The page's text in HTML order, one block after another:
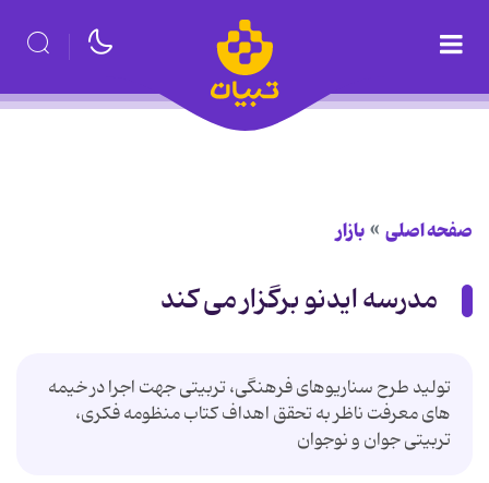
صفحه اصلی بازار
مدرسه ایدنو برگزار می کند
تولید طرح سناریوهای فرهنگی، تربیتی جهت اجرا در خیمه
های معرفت ناظر به تحقق اهداف کتاب منظومه فکری،
تربیتی جوان و نوجوان